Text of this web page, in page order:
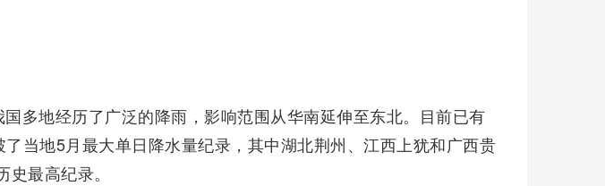
多地经历了广泛的降雨，影响范围从华南延伸至东北。目前已有
当地5月最大单日降水量纪录，其中湖北荆州、江西上犹和广西贵
最高纪录。